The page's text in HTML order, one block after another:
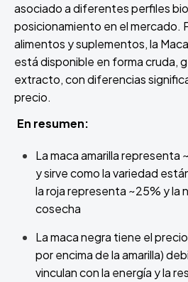
asociado a diferentes perfiles
posicionamiento en el mercado.
alimentos y suplementos, la
está disponible en forma cruda,
extracto, con diferencias
precio.
En resumen:
La maca amarilla representa
y sirve como la variedad
la roja representa ~25% y la
cosecha
La maca negra tiene el
por encima de la amarilla)
vinculan con la energía y la